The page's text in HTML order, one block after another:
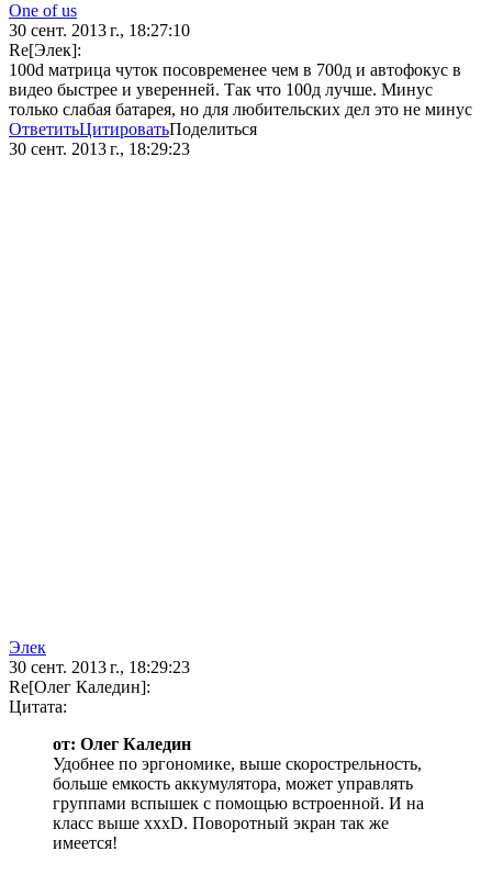
One of us
30 сент. 2013 г., 18:27:10
Re[Элек]:
100d матрица чуток посовременее чем в 700д и автофокус в
видео быстрее и уверенней. Так что 100д лучше. Минус
только слабая батарея, но для любительских дел это не минус
ОтветитьЦитироватьПоделиться
30 сент. 2013 г., 18:29:23
Элек
30 сент. 2013 г., 18:29:23
Re[Олег Каледин]:
Цитата:
от: Олег Каледин
Удобнее по эргономике, выше скорострельность,
больше емкость аккумулятора, может управлять
группами вспышек с помощью встроенной. И на
класс выше хххD. Поворотный экран так же
имеется!